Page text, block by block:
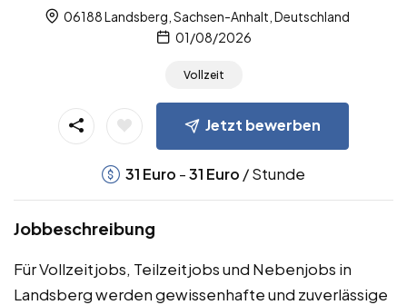
06188 Landsberg, Sachsen-Anhalt, Deutschland
01/08/2026
Vollzeit
Jetzt bewerben
31 Euro -31 Euro / Stunde
Jobbeschreibung
Für Vollzeitjobs, Teilzeitjobs und Nebenjobs in
Landsberg werden gewissenhafte und zuverlässige